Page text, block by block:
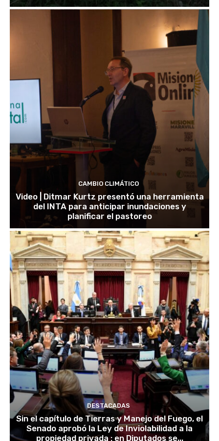
CAMBIO CLIMÁTICO
Video | Ditmar Kurtz presentó una herramienta
del INTA para anticipar inundaciones y
planificar el pastoreo
DESTACADAS
Sin el capítulo de Tierras y Manejo del Fuego, el
Senado aprobó la Ley de Inviolabilidad a la
propiedad privada : en Diputados se...